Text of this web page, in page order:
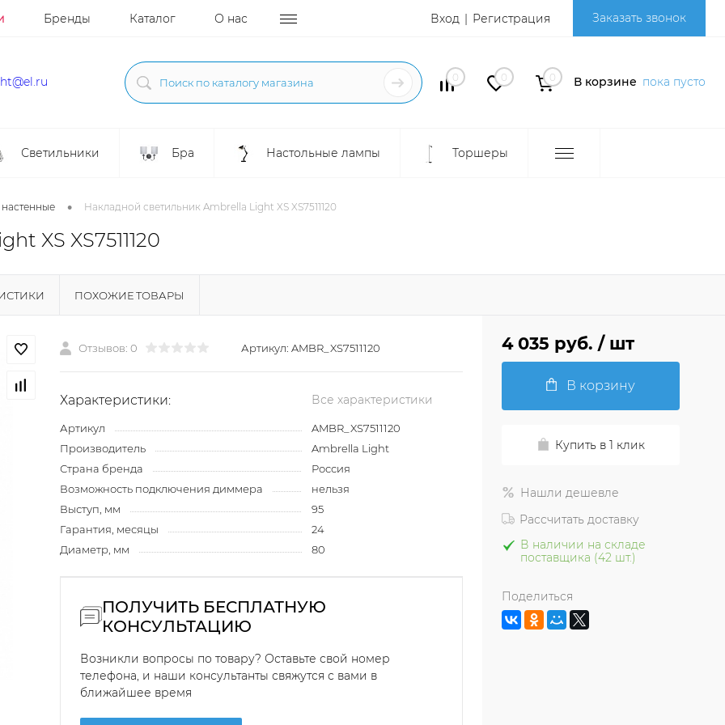
Бренды Каталог О нас Вход Регистрация Заказать звонок
0 0 0 В корзине пока пусто
Светильники Бра Настольные лампы Торшеры
• Накладной светильник Ambrella Light XS XS7511120
XS XS7511120
ПОХОЖИЕ ТОВАРЫ
Отзывов: 0 Артикул: AMBR_XS7511120
Характеристики: Все характеристики
Артикул
AMBR_XS7511120
Производитель
Ambrella Light
Страна бренда
Россия
Возможность подключения диммера
нельзя
Выступ, мм
95
Гарантия, месяцы
24
Диаметр, мм
80
ПОЛУЧИТЬ БЕСПЛАТНУЮ
КОНСУЛЬТАЦИЮ
Возникли вопросы по товару? Оставьте свой номер
телефона, и наши консультанты свяжутся с вами в
ближайшее время
4 035 руб. / шт
В корзину
Купить в 1 клик
Нашли дешевле
Рассчитать доставку
В наличии на складе
поставщика (42 шт.)
Поделиться